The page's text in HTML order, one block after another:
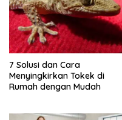
7 Solusi dan Cara
Menyingkirkan Tokek di
Rumah dengan Mudah